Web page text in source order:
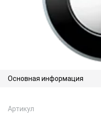
Основная информация
Артикул